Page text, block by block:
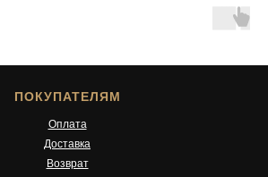
ПОКУПАТЕЛЯМ
Оплата
Доставка
Возврат